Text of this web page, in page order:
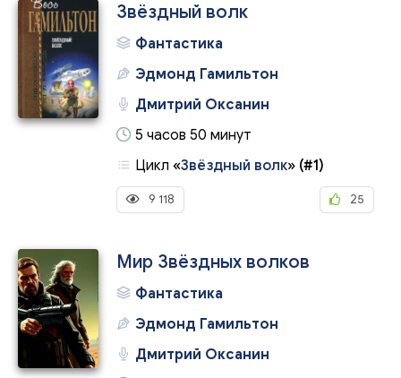
Звёздный волк
Фантастика
Эдмонд Гамильтон
Дмитрий Оксанин
5 часов 50 минут
Цикл «Звёздный волк» (#1)
9 118 25
Мир Звёздных волков
Фантастика
Эдмонд Гамильтон
Дмитрий Оксанин